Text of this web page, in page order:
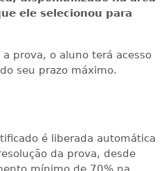
ele selecionou para
prova, o aluno terá acesso
seu prazo máximo.
é liberada automática
da prova, desde